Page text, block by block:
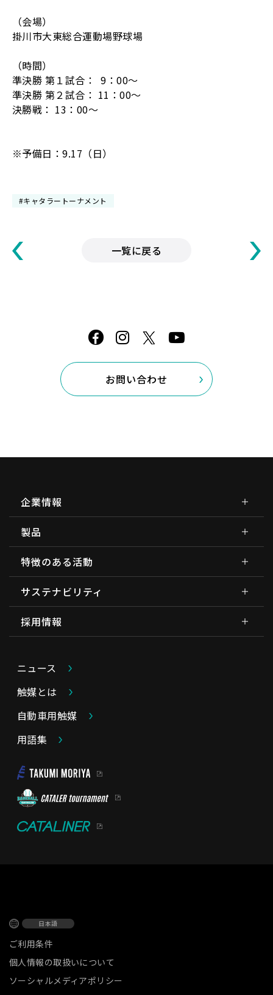
（会場）
掛川市大東総合運動場野球場
（時間）
準決勝 第１試合： 9：00～
準決勝 第２試合： 11：00～
決勝戦： 13：00～
※予備日：9.17（日）
#キャタラートーナメント
一覧に戻る
お問い合わせ
企業情報
製品
特徴のある活動
サステナビリティ
採用情報
ニュース
触媒とは
自動車用触媒
用語集
日本語
ご利用条件
個人情報の取扱いについて
ソーシャルメディアポリシー